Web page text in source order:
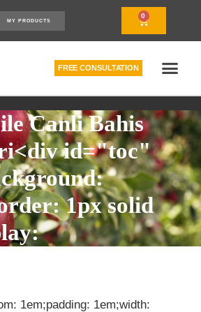
MY PRODUCTS
0
FREE CONSULTATION
Canli Bahis
id="toc"
1px solid
1em;padding: 1em;width: